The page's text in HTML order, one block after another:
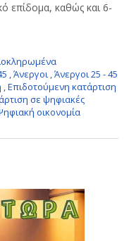
επίδομα, καθώς και 6-
,Άνεργοι ,Άνεργοι 25 - 45
,Επιδοτούμενη κατάρτιση
σε ψηφιακές
οικονομία